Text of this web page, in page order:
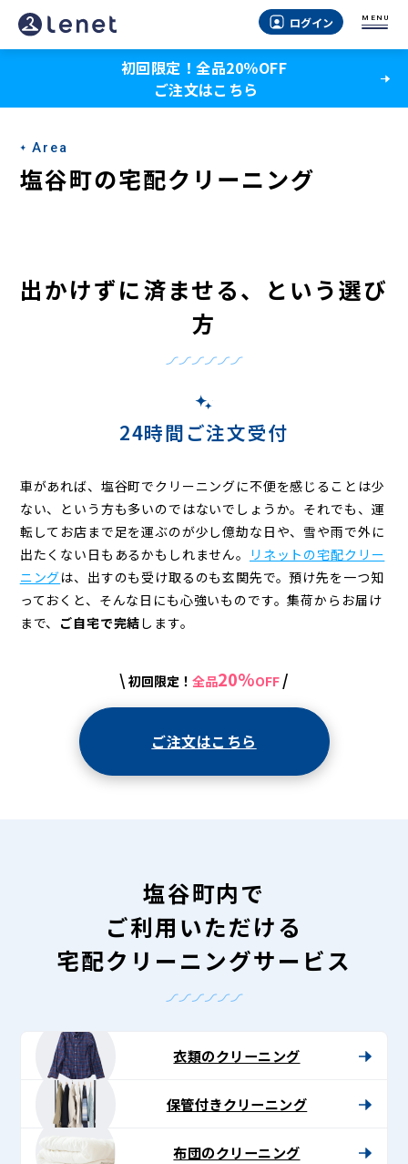
塩
谷
の
宅
配
ー
ニ
ログイン MENU
初回限定！全品20％OFF
ご注文はこちら
Area
塩谷町の宅配クリーニング
出かけずに済ませる、という選び
方
24時間ご注文受付
車があれば、塩谷町でクリーニングに不便を感じることは少
ない、という方も多いのではないでしょうか。それでも、運
転してお店まで足を運ぶのが少し億劫な日や、雪や雨で外に
出たくない日もあるかもしれません。
リネットの宅配クリー
ニングは、出すのも受け取るのも玄関先で。預け先を一つ知
っておくと、そんな日にも心強いものです。集荷からお届け
まで、 ご自宅で完結 します。
\ 初回限定！ 全品20%OFF /
ご注文はこちら
塩谷町内で
ご利用いただける
宅配クリーニングサービス
衣類のクリーニング
保管付きクリーニング
布団のクリーニング